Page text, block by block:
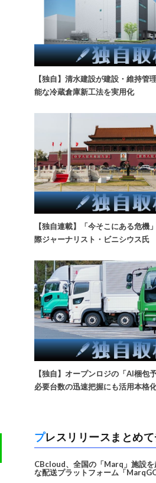
【独自】清水建設が建設・維持管
能な冷蔵倉庫新工法を実用化
【独自連載】「今そこにある危
際ジャーナリスト・ビニシウス氏
【独自】オープンロジの「AI梱包
必要台数の迅速把握にも活用本格
プレスリリースまとめ
CBcloud、全国の「Marq」施設を
な配送プラットフォーム「